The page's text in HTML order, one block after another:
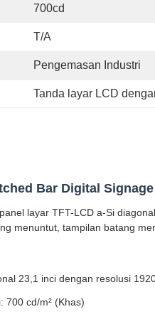
700cd
T/A
Pengemasan Industri
Tanda layar LCD
Bar Digital
layar TFT-LCD a-Si
menuntut, tampilan batang
23,1 inci dengan resolusi
700 cd/m² (Khas)